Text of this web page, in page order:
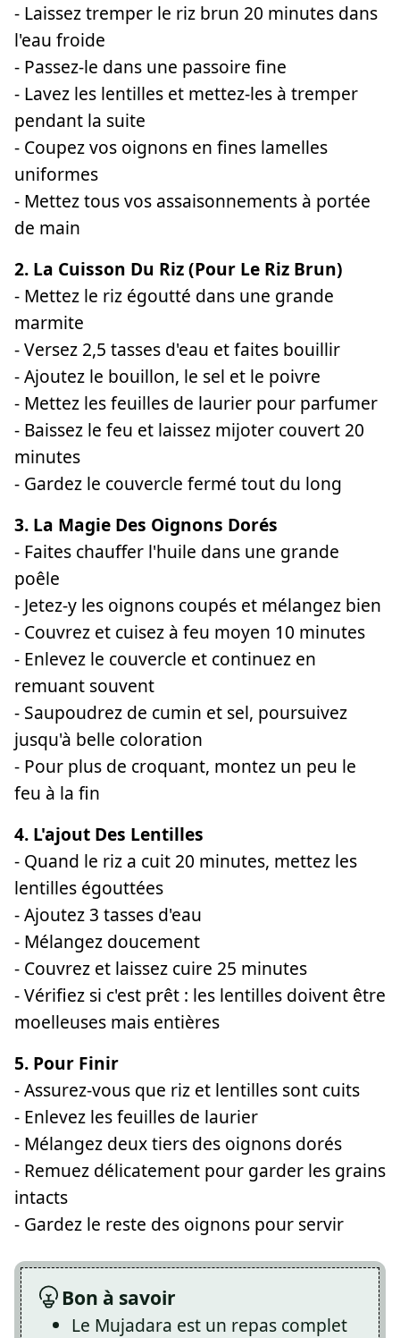
- Laissez tremper le riz brun 20 minutes dans
l'eau froide
- Passez-le dans une passoire fine
- Lavez les lentilles et mettez-les à tremper
pendant la suite
- Coupez vos oignons en fines lamelles
uniformes
- Mettez tous vos assaisonnements à portée
de main
2. La Cuisson Du Riz (pour Le Riz Brun)
- Mettez le riz égoutté dans une grande
marmite
- Versez 2,5 tasses d'eau et faites bouillir
- Ajoutez le bouillon, le sel et le poivre
- Mettez les feuilles de laurier pour parfumer
- Baissez le feu et laissez mijoter couvert 20
minutes
- Gardez le couvercle fermé tout du long
3. La Magie Des Oignons Dorés
- Faites chauffer l'huile dans une grande
poêle
- Jetez-y les oignons coupés et mélangez bien
- Couvrez et cuisez à feu moyen 10 minutes
- Enlevez le couvercle et continuez en
remuant souvent
- Saupoudrez de cumin et sel, poursuivez
jusqu'à belle coloration
- Pour plus de croquant, montez un peu le
feu à la fin
4. L'ajout Des Lentilles
- Quand le riz a cuit 20 minutes, mettez les
lentilles égouttées
- Ajoutez 3 tasses d'eau
- Mélangez doucement
- Couvrez et laissez cuire 25 minutes
- Vérifiez si c'est prêt : les lentilles doivent être
moelleuses mais entières
5. Pour Finir
- Assurez-vous que riz et lentilles sont cuits
- Enlevez les feuilles de laurier
- Mélangez deux tiers des oignons dorés
- Remuez délicatement pour garder les grains
intacts
- Gardez le reste des oignons pour servir
Bon à savoir
Le Mujadara est un repas complet